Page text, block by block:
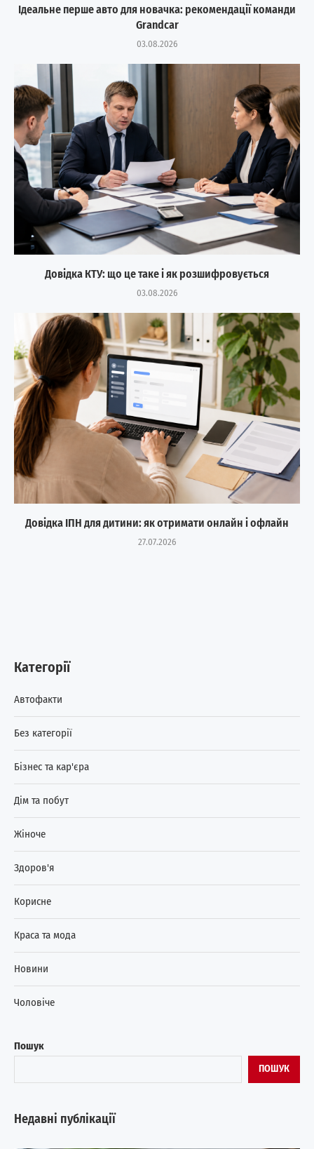
Ідеальне перше авто для новачка: рекомендації команди
Grandcar
03.08.2026
Довідка КТУ: що це таке і як розшифровується
03.08.2026
Довідка ІПН для дитини: як отримати онлайн і офлайн
27.07.2026
Пошук
ПОШУК
Недавні публікації
Категорії
Автофакти
Без категорії
Бізнес та кар'єра
Дім та побут
Жіноче
Здоров'я
Корисне
Краса та мода
Новини
Чоловіче